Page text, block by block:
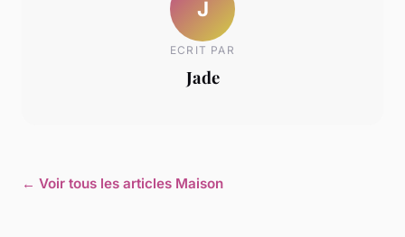
J
ECRIT PAR
Jade
← Voir tous les articles Maison